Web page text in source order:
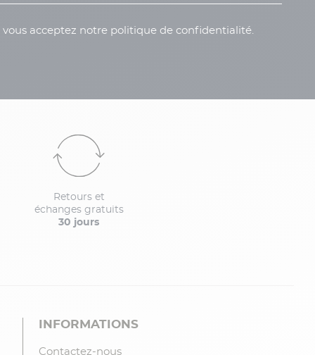
vous acceptez notre politique de confidentialité.
Retours et
échanges gratuits
30 jours
INFORMATIONS
Contactez-nous